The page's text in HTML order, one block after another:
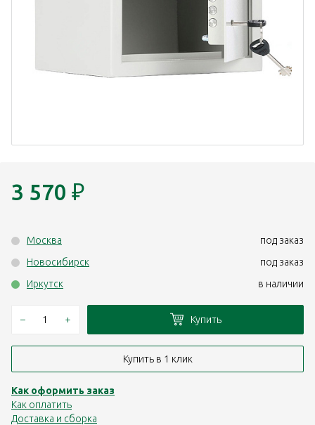
3 570 ₽
Москва
под заказ
Новосибирск
под заказ
Иркутск
в наличии
– + Купить
Купить в 1 клик
Как оформить заказ
Как оплатить
Доставка и сборка